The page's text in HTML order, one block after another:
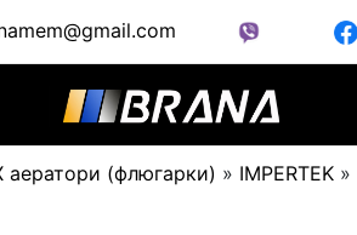
аератори (флюгарки) » IMPERTEK »